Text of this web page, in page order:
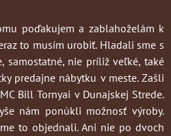
poďakujem a zablahoželám k
to musím urobiť. Hladali sme s
samostatné, nie príliž veľké, také
predajne nábytku v meste. Zašli
Bill Tornyai v Dunajskej Strede.
nám ponúkli možnosť výroby.
to objednali. Ani nie po dvoch